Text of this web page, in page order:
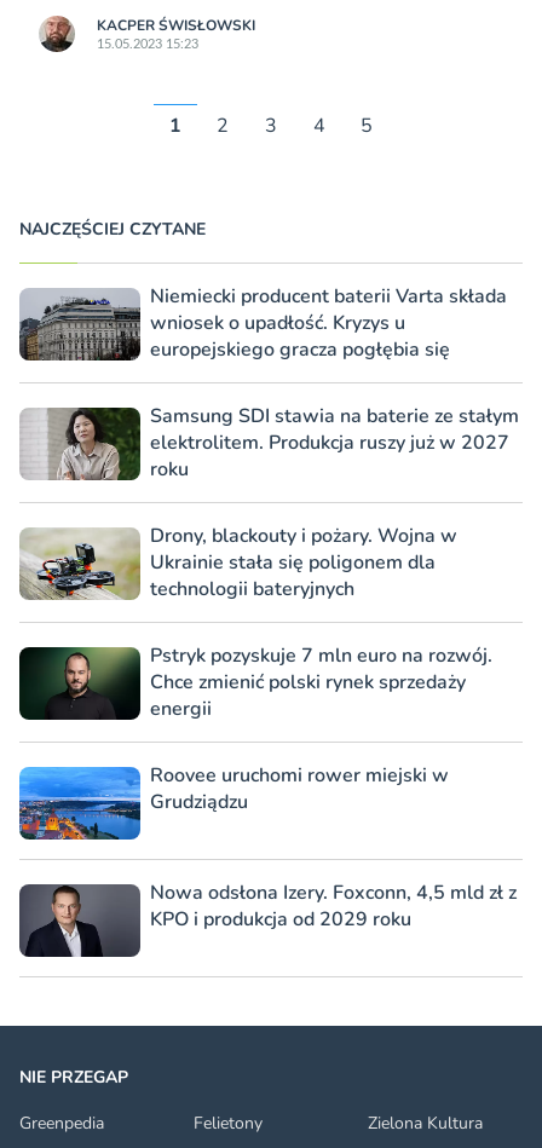
KACPER ŚWISŁO­WSKI
15.05.2023 15:23
1 2 3 4 5
NAJCZĘŚCIEJ CZYTANE
Niemiecki producent baterii Varta składa
wniosek o upadłość. Kryzys u
europejskiego gracza pogłębia się
Samsung SDI stawia na baterie ze stałym
elektrolitem. Produkcja ruszy już w 2027
roku
Drony, blackouty i pożary. Wojna w
Ukrainie stała się poligonem dla
technologii bateryjnych
Pstryk pozyskuje 7 mln euro na rozwój.
Chce zmienić polski rynek sprzedaży
energii
Roovee uruchomi rower miejski w
Grudziądzu
Nowa odsłona Izery. Foxconn, 4,5 mld zł z
KPO i produkcja od 2029 roku
NIE PRZEGAP
Greenpedia
Felietony Zielona Kultura